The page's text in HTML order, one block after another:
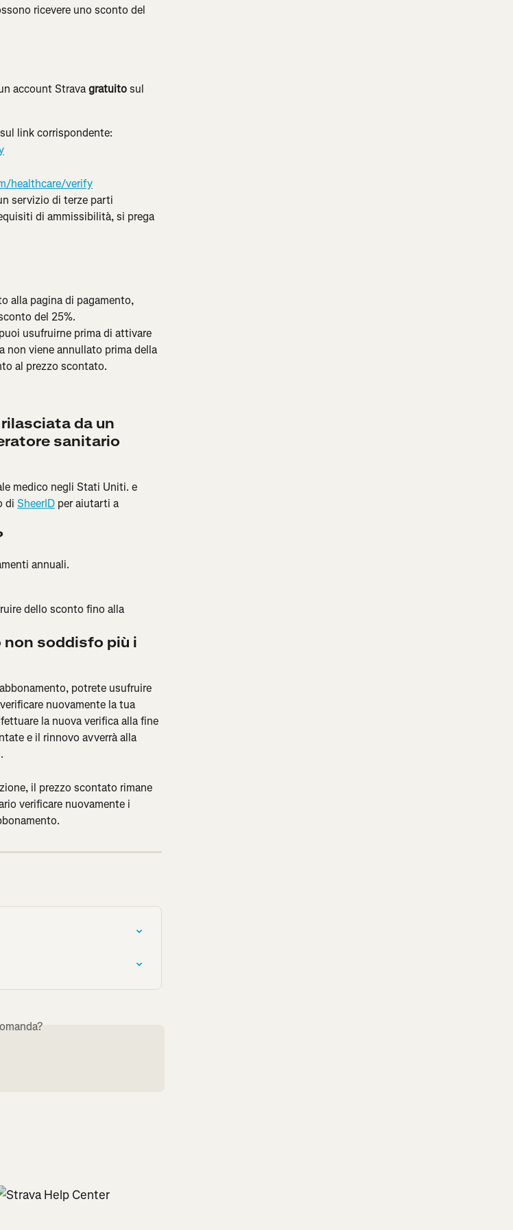
ricevere uno sconto del
account Strava gratuito sul
link corrispondente:
healthcare/verify
servizio di terze parti
di ammissibilità, si prega
alla pagina di pagamento,
del 25%.
usufruirne prima di attivare
non viene annullato prima della
al prezzo scontato.
da un
sanitario
medico negli Stati Uniti. e
di SheerID per aiutarti a
annuali.
dello sconto fino alla
non soddisfo più i
potrete usufruire
nuovamente la tua
la nuova verifica alla fine
e il rinnovo avverrà alla
il prezzo scontato rimane
verificare nuovamente i